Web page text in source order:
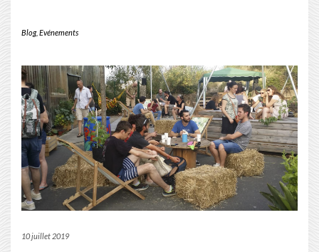
Blog, Evénements
10 juillet 2019